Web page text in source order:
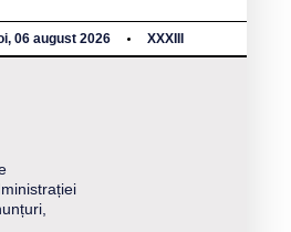
06 august 2026 XXXIII